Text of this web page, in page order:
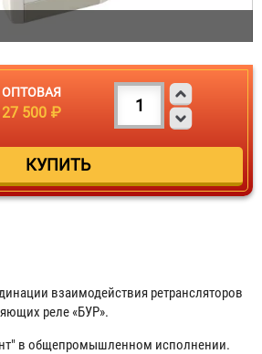
ОПТОВАЯ
27 500 ₽
взаимодействия ретрансляторов
реле «БУР».
в общепромышленном исполнении.